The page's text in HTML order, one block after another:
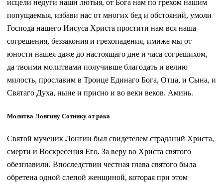
исцели недуги наши лютыя, от Бога нам по грехом нашим
попущаемыя, избави нас от многих бед и обстояний, умоли
Господа нашего Иисуса Христа простити нам вся наша
согрешения, беззакония и грехопадения, имиже мы от
юности нашея даже до настоящаго дне и часа согрешихом,
да твоими молитвами получивше благодать и велию
милость, прославим в Троице Единаго Бога, Отца, и Сына, и
Святаго Духа, ныне и присно и во веки веков. Аминь.
Молитва Лонгину Сотнику от рака
Святой мученик Лонгин был свидетелем страданий Христа,
смерти и Воскресения Его. За веру во Христа святого
обезглавили. Впоследствии честная глава святого была
обретена одной слепой женщиной, которая при этом